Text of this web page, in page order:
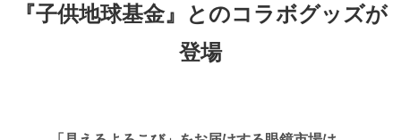
『子供地球基金』とのコラボグッズが
登場